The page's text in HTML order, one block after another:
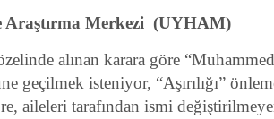
Araştırma Merkezi (UYHAM)
alınan karara göre
geçilmek isteniyor, “Aşırılığı”
aileleri tarafından ismi